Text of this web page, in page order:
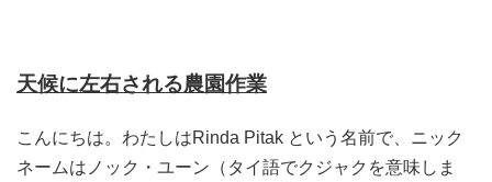
天候に左右される農園作業
こんにちは。わたしはRinda Pitak という名前で、ニック
ネームはノック・ユーン（タイ語でクジャクを意味しま